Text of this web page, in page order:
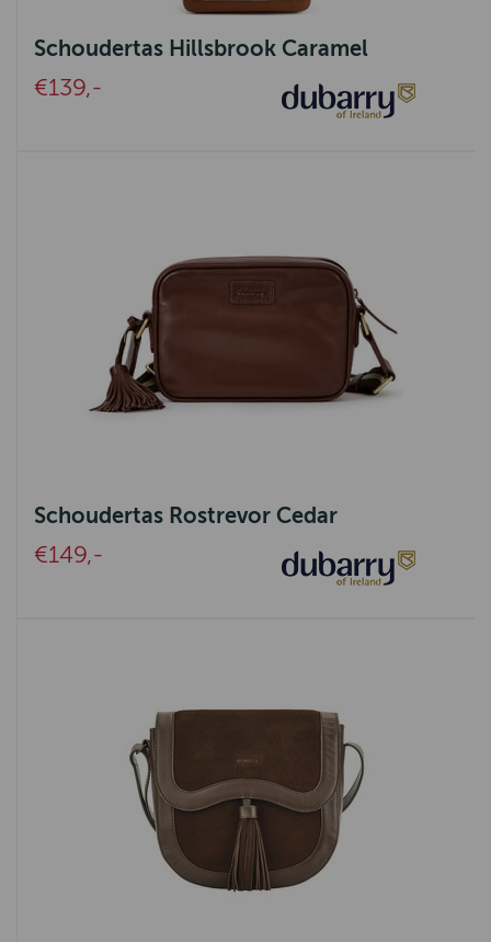
Schoudertas Hillsbrook Caramel
€139,-
Schoudertas Rostrevor Cedar
€149,-